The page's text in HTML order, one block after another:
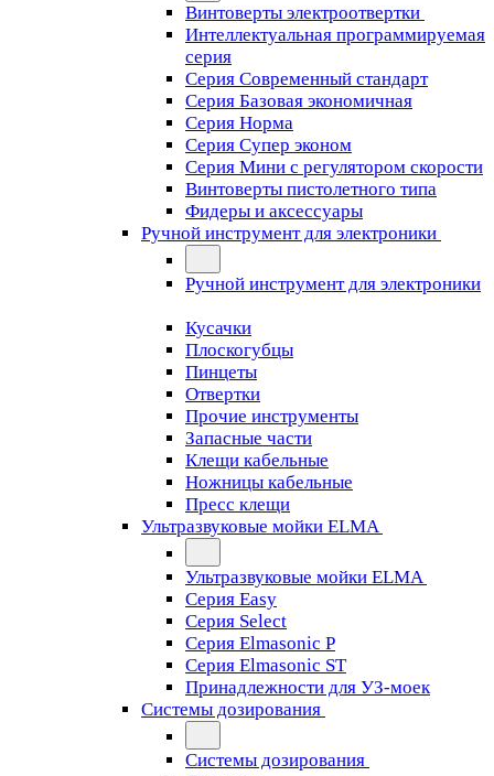
Винтоверты электроотвертки
Интеллектуальная программируемая
серия
Серия Современный стандарт
Серия Базовая экономичная
Серия Норма
Серия Cупер эконом
Серия Мини с регулятором скорости
Винтоверты пистолетного типа
Фидеры и аксессуары
Ручной инструмент для электроники
Ручной инструмент для электроники
Кусачки
Плоскогубцы
Пинцеты
Отвертки
Прочие инструменты
Запасные части
Клещи кабельные
Ножницы кабельные
Пресс клещи
Ультразвуковые мойки ELMA
Ультразвуковые мойки ELMA
Серия Easy
Серия Select
Серия Elmasonic P
Серия Elmasonic ST
Принадлежности для УЗ-моек
Системы дозирования
Системы дозирования